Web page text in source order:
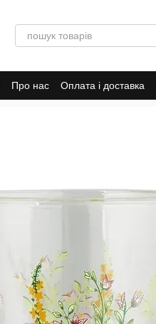
Про нас Оплата і доставка